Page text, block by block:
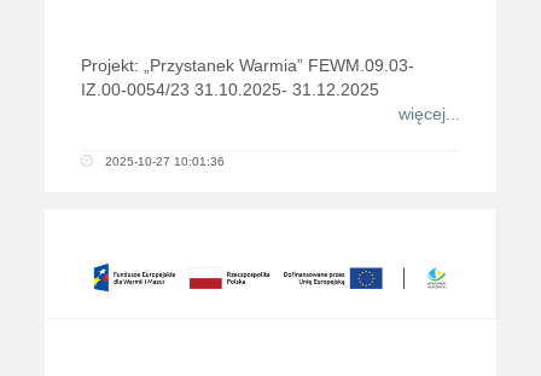
Projekt: „Przystanek Warmia” FEWM.09.03-
IZ.00-0054/23 31.10.2025- 31.12.2025
więcej...
2025-10-27 10:01:36